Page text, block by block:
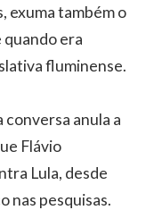
exuma também o
quando era
fluminense.
anula a
Flávio
Lula, desde
nas pesquisas.